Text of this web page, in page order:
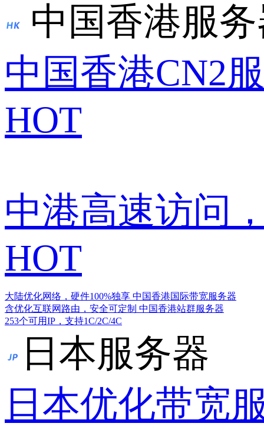
中国香港服
中国香港CN2
HOT
中港高速访问
HOT
大陆优化网络，硬件100%独享 中国香港国际带宽服务器
含优化互联网路由，安全可定制 中国香港站群服务器
253个可用IP，支持1C/2C/4C
日本服务器
日本优化带宽